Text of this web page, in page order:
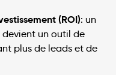
(ROI): un
un outil de
plus de leads et de